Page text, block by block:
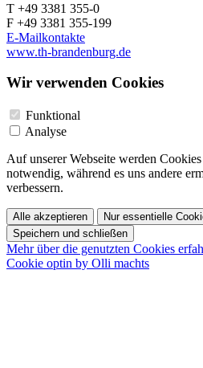
T +49 3381 355-0
F +49 3381 355-199
E-Mailkontakte
www.th-brandenburg.de
Wir verwenden Cookies
Funktional
Analyse
Auf unserer Webseite werden
notwendig, während es uns andere
verbessern.
Alle akzeptieren
Nur essentielle
Speichern und schließen
Mehr über die genutzten Cookies
Cookie optin by Olli machts